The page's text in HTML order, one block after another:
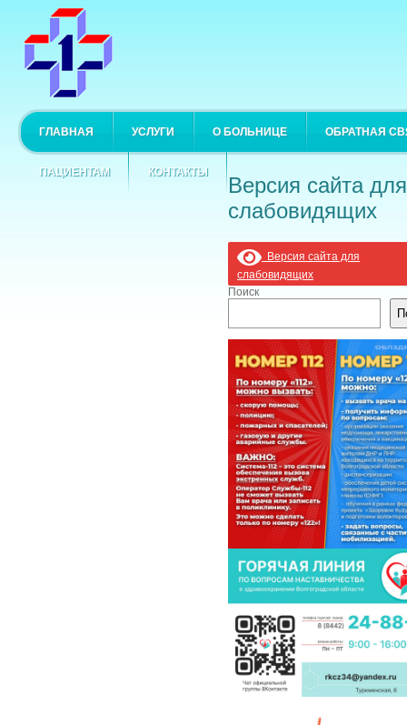
ГЛАВНАЯ УСЛУГИ О БОЛЬНИЦЕ ОБРАТНАЯ
ПАЦИЕНТАМ КОНТАКТЫ
Версия сайта для
слабовидящих
Версия сайта для
слабовидящих
Поиск